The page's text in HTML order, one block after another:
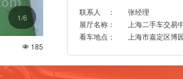
1/6
 185
联系人 ： 张经理
展厅名称：
上海二手车交易
看车地点：
上海市嘉定区